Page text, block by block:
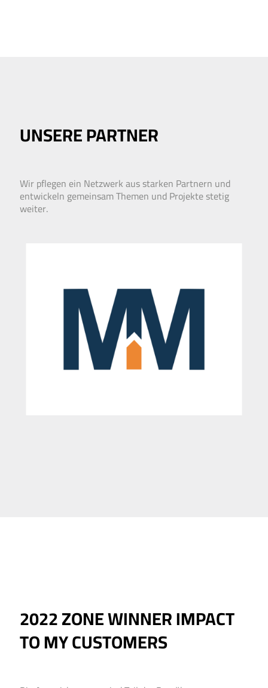
UNSERE PARTNER
Wir pflegen ein Netz­werk aus starken Partnern und
ent­wickeln gemein­sam Themen und Projekte stetig
weiter.
2022 ZONE WINNER IMPACT
TO MY CUSTOMERS